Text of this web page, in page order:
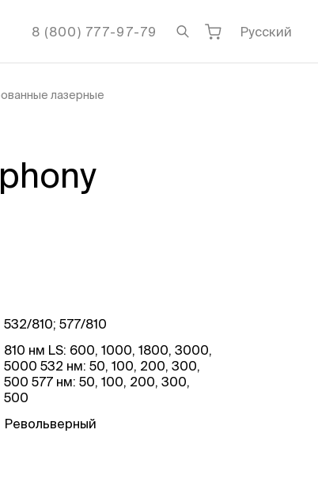
8 (800) 777-97-79 Русский
лазерные
532/810; 577/810
810 нм LS: 600, 1000, 1800, 3000,
5000 532 нм: 50, 100, 200, 300,
500 577 нм: 50, 100, 200, 300,
500
Револьверный